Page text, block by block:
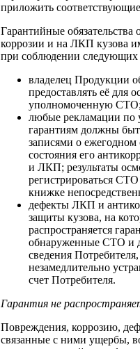
приложить
Гарантийные обязательства
коррозии и на ЛКП кузова
при соблюдении следующих
владелец Продукции
предоставлять её для
уполномоченную
любые рекламации по
гарантиям должны
записями о ежегодном
состояния его
и ЛКП; результаты
регистрироваться
книжке
дефекты ЛКП и
защиты кузова, на
распространяется
обнаруженные СТО и
сведения
незамедлительно
счет Потребителя.
Гарантия не
Повреждения, коррозию,
связанные с ними ущербы,